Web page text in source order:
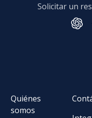
Solicitar un
Quiénes
somos